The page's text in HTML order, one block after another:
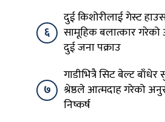
६
दुई किशोरीलाई गेस्ट
सामूहिक बलात्कार गरेको
दुई जना पक्राउ
७
गाडीभित्रै सिट बेल्ट बाँधेर
श्रेष्ठले आत्मदाह गरेको
निष्कर्ष